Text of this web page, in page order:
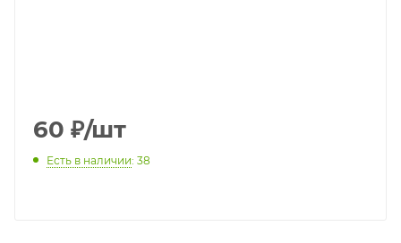
60 ₽/шт
Есть в наличии: 38